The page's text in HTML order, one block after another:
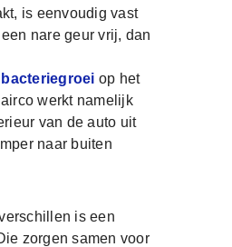
is eenvoudig vast
nare geur vrij, dan
op het
werkt namelijk
van de auto uit
naar buiten
is een
zorgen samen voor